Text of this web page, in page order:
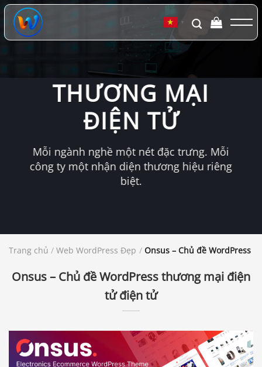
Chuyển
đến
dung
▼
THƯƠNG MẠI
ĐIỆN TỬ
Mỗi ngành nghề một nét đặc trưng. Mỗi
công ty một nhận diện thương hiệu riêng
biệt.
Trang chủ / Web WordPress Đẹp / Onsus – Chủ đề WordPress
Onsus – Chủ đề WordPress thương mại điện
tử điện tử